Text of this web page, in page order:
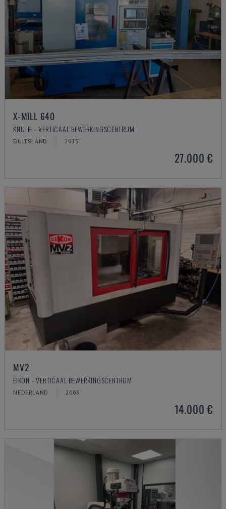
X-MILL 640
KNUTH - VERTICAAL BEWERKINGSCENTRUM
DUITSLAND 2015
27.000 €
MV2
EIKON - VERTICAAL BEWERKINGSCENTRUM
NEDERLAND 2003
14.000 €